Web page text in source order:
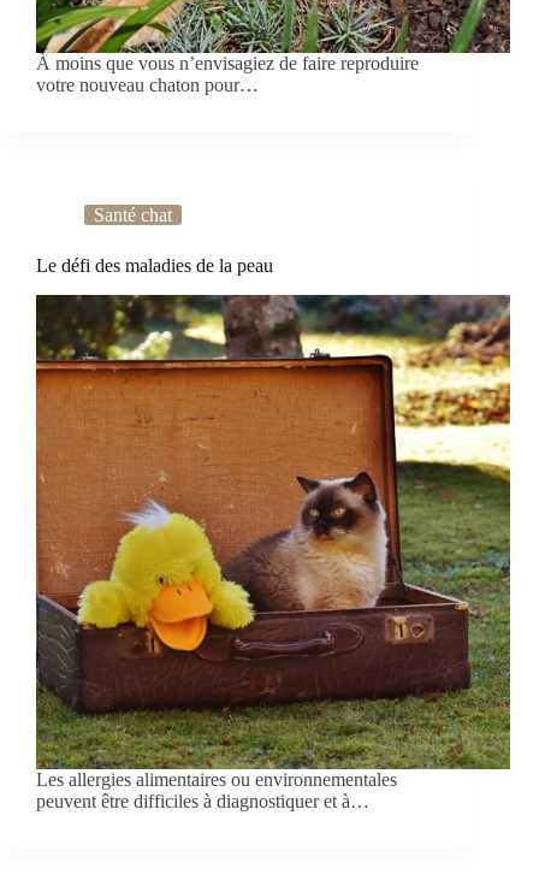
À moins que vous n’envisagiez de faire reproduire
votre nouveau chaton pour…
Santé chat
Le défi des maladies de la peau
Les allergies alimentaires ou environnementales
peuvent être difficiles à diagnostiquer et à…